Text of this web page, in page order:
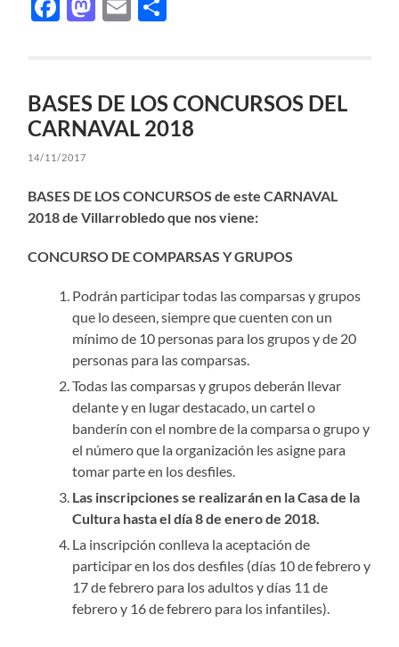
Facebook
Mastodon
Email
BASES DE LOS CONCURSOS DEL
CARNAVAL 2018
14/11/2017
BASES DE LOS CONCURSOS de este CARNAVAL
2018 de Villarrobledo que nos viene:
CONCURSO DE COMPARSAS Y GRUPOS
Podrán participar todas las comparsas y grupos
que lo deseen, siempre que cuenten con un
mínimo de 10 personas para los grupos y de 20
personas para las comparsas.
Todas las comparsas y grupos deberán llevar
delante y en lugar destacado, un cartel o
banderín con el nombre de la comparsa o grupo y
el número que la organización les asigne para
tomar parte en los desfiles.
Las inscripciones se realizarán en la Casa de la
Cultura hasta el día 8 de enero de 2018.
La inscripción conlleva la aceptación de
participar en los dos desfiles (días 10 de febrero y
17 de febrero para los adultos y días 11 de
febrero y 16 de febrero para los infantiles).